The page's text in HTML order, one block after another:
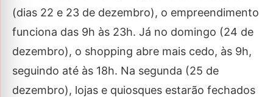
(dias 22 e 23 de dezembro), o empreendimento
funciona das 9h às 23h. Já no domingo (24 de
dezembro), o shopping abre mais cedo, às 9h,
seguindo até às 18h. Na segunda (25 de
dezembro), lojas e quiosques estarão fechados